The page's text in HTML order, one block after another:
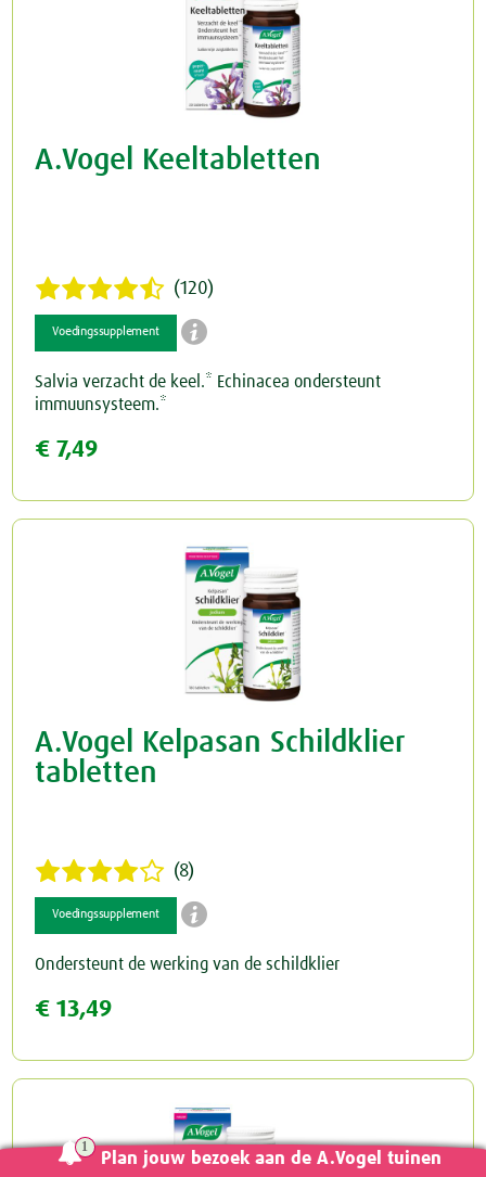
A.Vogel Keeltabletten
(120)
Voedingssupplement 
Salvia verzacht de keel.* Echinacea ondersteunt
immuunsysteem.*
€ 7,49
A.Vogel Kelpasan Schildklier
tabletten
(8)
Voedingssupplement 
Ondersteunt de werking van de schildklier
€ 13,49
Plan jouw bezoek aan de A.Vogel tuinen